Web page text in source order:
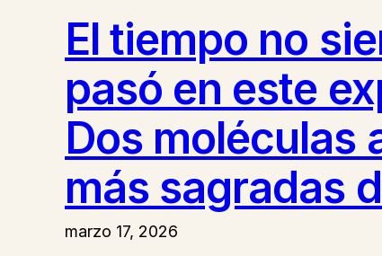
El tiempo no
pasó en este
Dos moléculas
más sagradas
marzo 17, 2026